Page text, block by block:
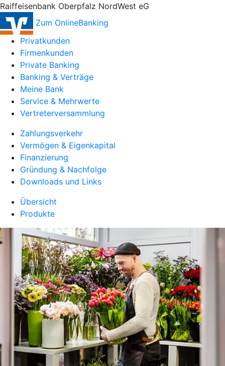
Raiffeisenbank Oberpfalz NordWest eG
Zum OnlineBanking
Privatkunden
Firmenkunden
Private Banking
Banking & Verträge
Meine Bank
Service & Mehrwerte
Vertreterversammlung
Zahlungsverkehr
Vermögen & Eigenkapital
Finanzierung
Gründung & Nachfolge
Downloads und Links
Übersicht
Produkte